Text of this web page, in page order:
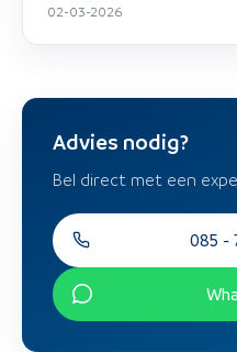
02-03-2026
Advies nodig?
Bel direct met een
085 -